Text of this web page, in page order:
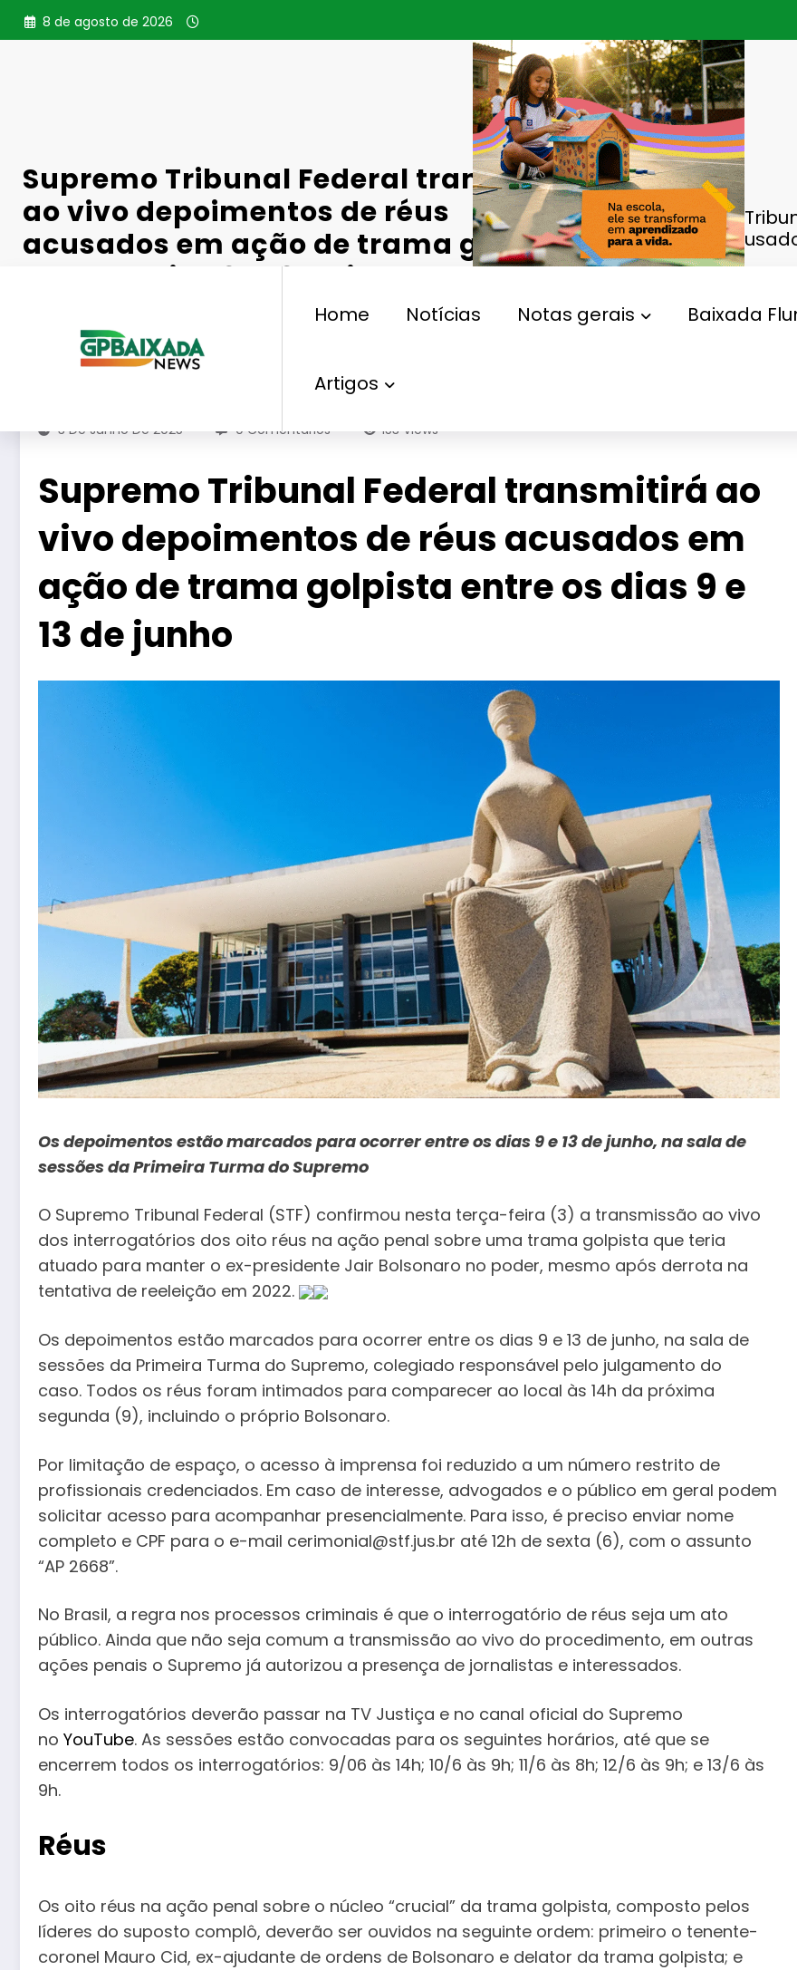
Pular
para
8 de agosto de 2026
Home Notícias Notas gerais Baixada
Artigos
Supremo Tribunal Federal transmitirá
ao vivo depoimentos de réus
acusados em ação de trama golpista
entre os dias 9 e 13 de junho
Supremo
de réus
Interrogatório,STF,
3 De Junho De 2025 0 Comentários 153 Views
Supremo Tribunal Federal transmitirá ao
vivo depoimentos de réus acusados em
ação de trama golpista entre os dias 9 e
13 de junho
Os depoimentos estão marcados para ocorrer entre os dias 9 e 13 de junho, na sala de
sessões da Primeira Turma do Supremo
O Supremo Tribunal Federal (STF) confirmou nesta terça-feira (3) a transmissão ao vivo
dos interrogatórios dos oito réus na ação penal sobre uma trama golpista que teria
atuado para manter o ex-presidente Jair Bolsonaro no poder, mesmo após derrota na
tentativa de reeleição em 2022.
Os depoimentos estão marcados para ocorrer entre os dias 9 e 13 de junho, na sala de
sessões da Primeira Turma do Supremo, colegiado responsável pelo julgamento do
caso. Todos os réus foram intimados para comparecer ao local às 14h da próxima
segunda (9), incluindo o próprio Bolsonaro.
Por limitação de espaço, o acesso à imprensa foi reduzido a um número restrito de
profissionais credenciados. Em caso de interesse, advogados e o público em geral podem
solicitar acesso para acompanhar presencialmente. Para isso, é preciso enviar nome
completo e CPF para o e-mail cerimonial@stf.jus.br até 12h de sexta (6), com o assunto
“AP 2668”.
No Brasil, a regra nos processos criminais é que o interrogatório de réus seja um ato
público. Ainda que não seja comum a transmissão ao vivo do procedimento, em outras
ações penais o Supremo já autorizou a presença de jornalistas e interessados.
Os interrogatórios deverão passar na TV Justiça e no canal oficial do Supremo
no YouTube. As sessões estão convocadas para os seguintes horários, até que se
encerrem todos os interrogatórios: 9/06 às 14h; 10/6 às 9h; 11/6 às 8h; 12/6 às 9h; e 13/6 às
9h.
Réus
Os oito réus na ação penal sobre o núcleo “crucial” da trama golpista, composto pelos
líderes do suposto complô, deverão ser ouvidos na seguinte ordem: primeiro o tenente-
coronel Mauro Cid, ex-ajudante de ordens de Bolsonaro e delator da trama golpista; e